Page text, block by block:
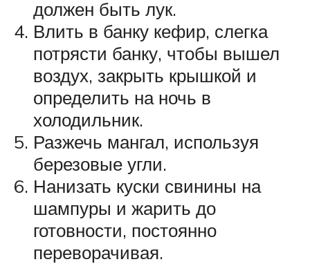
должен быть лук.
Влить в банку кефир, слегка
потрясти банку, чтобы вышел
воздух, закрыть крышкой и
определить на ночь в
холодильник.
Разжечь мангал, используя
березовые угли.
Нанизать куски свинины на
шампуры и жарить до
готовности, постоянно
переворачивая.